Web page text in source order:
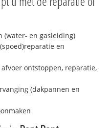
(water- en gasleiding)
en
ontstoppen, reparatie,
(dakpannen en